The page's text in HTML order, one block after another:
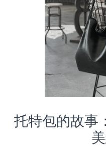
托特包的故事